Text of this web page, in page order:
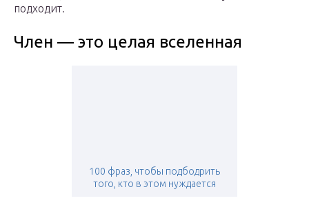
подходит.
Член — это целая вселенная
100 фраз, чтобы подбодрить
того, кто в этом нуждается